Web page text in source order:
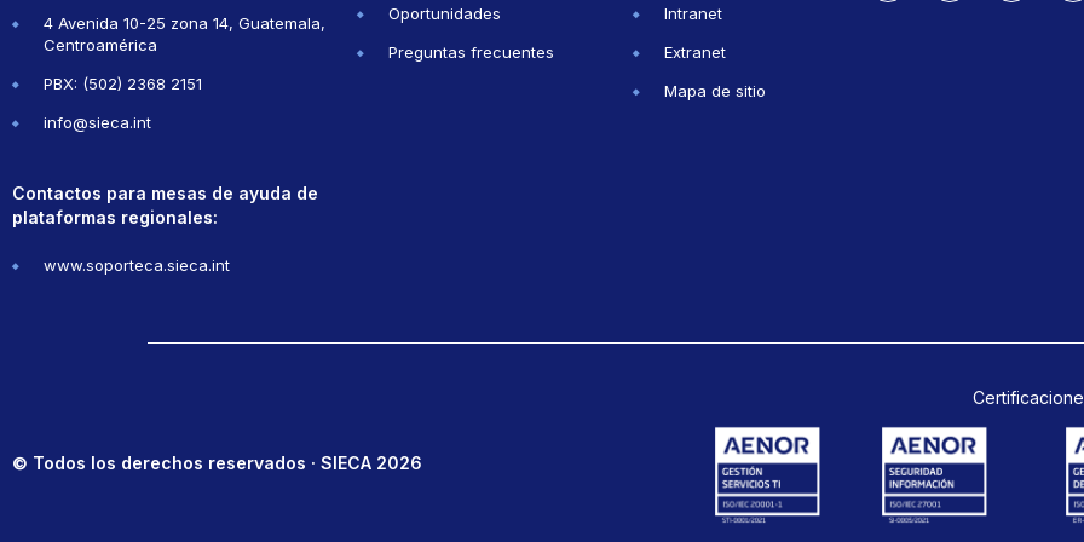
4 Avenida 10-25 zona 14, Guatemala,
Centroamérica
PBX: (502) 2368 2151
info@sieca.int
Contactos para mesas de ayuda de
plataformas regionales:
www.soporteca.sieca.int
Oportunidades
Preguntas frecuentes
Intranet
Extranet
Mapa de sitio
© Todos los derechos reservados · SIECA 2026